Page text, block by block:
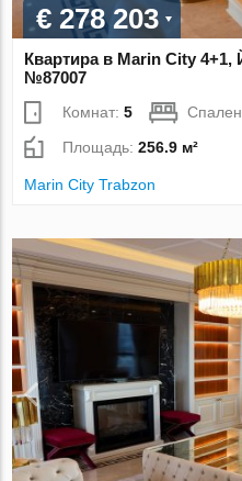
€ 278 203
Квартира в Marin City 4+1,
№87007
Комнат:5
Площадь:256.9 м²
Marin City Trabzon